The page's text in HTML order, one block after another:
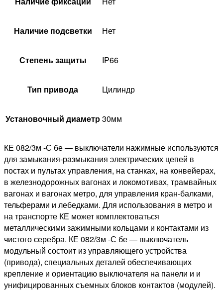
Наличие подсветки Нет
Степень защиты IP66
Тип привода Цилиндр
Установочный диаметр30мм
КЕ 082/3м -С бе — выключатели нажимные используются
для замыкания-размыкания электрических цепей в
постах и пультах управления, на станках, на конвейерах,
в железнодорожных вагонах и локомотивах, трамвайных
вагонах и вагонах метро, для управления кран-балками,
тельферами и лебедками. Для использования в метро и
на транспорте КЕ может комплектоваться
металлическими зажимными кольцами и контактами из
чистого серебра. КЕ 082/3м -С бе — выключатель
модульный состоит из управляющего устройства
(привода), специальных деталей обеспечивающих
крепление и ориентацию выключателя на панели и и
унифицированных съемных блоков контактов (модулей).